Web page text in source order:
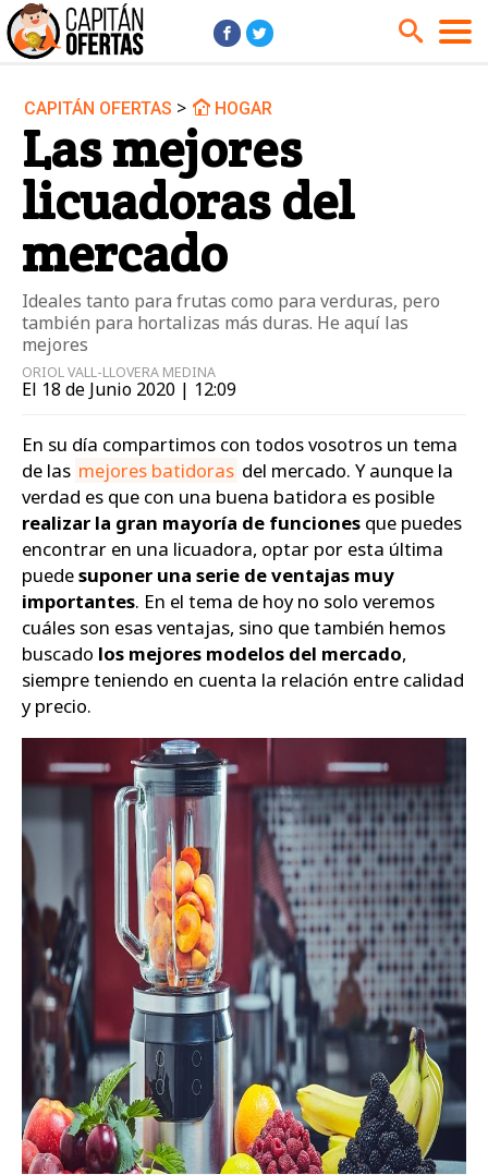
Audio y Música
Cine y Series
Coches
Deportes
Financiero
Hogar
Hoteles
Jardín
Libros
Moda él
Moda ella
Móviles
Tecnología
TV
Videojuegos
Vuelos
Zapatos
CAPITÁN OFERTAS > HOGAR
Las mejores
licuadoras del
mercado
Ideales tanto para frutas como para verduras, pero
también para hortalizas más duras. He aquí las
mejores
ORIOL VALL-LLOVERA MEDINA
El 18 de Junio 2020 | 12:09
En su día compartimos con todos vosotros un tema
de las mejores batidoras del mercado. Y aunque la
verdad es que con una buena batidora es posible
realizar la gran mayoría de funciones que puedes
encontrar en una licuadora, optar por esta última
puedesuponer una serie de ventajas muy
importantes. En el tema de hoy no solo veremos
cuáles son esas ventajas, sino que también hemos
buscado los mejores modelos del mercado,
siempre teniendo en cuenta la relación entre calidad
y precio.